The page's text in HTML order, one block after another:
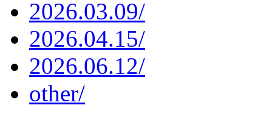
2026.03.09/
2026.04.15/
2026.06.12/
other/